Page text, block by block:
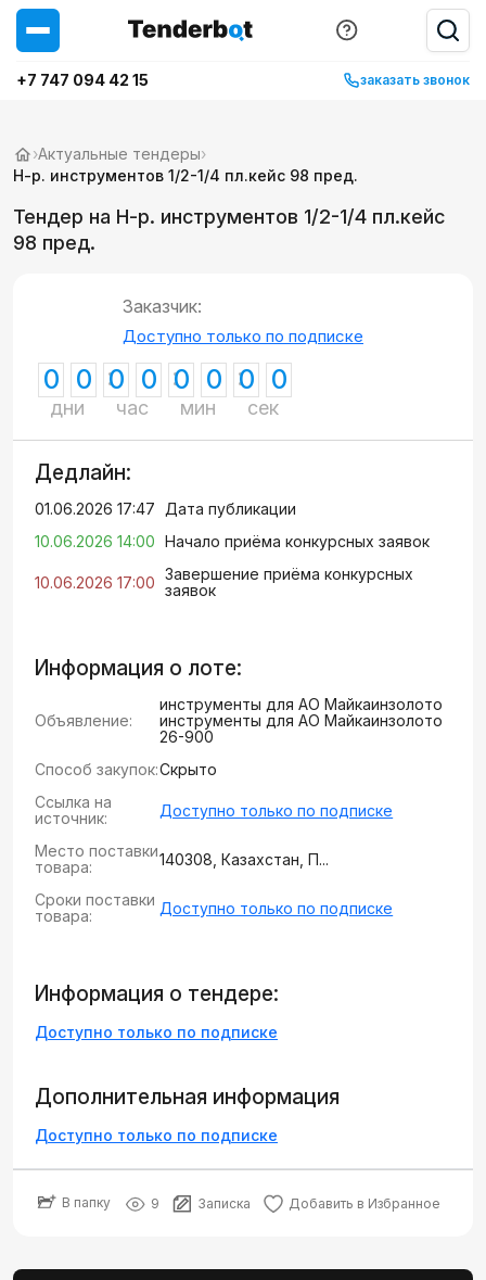
+7 747 094 42 15 заказать звонок
›Актуальные тендеры›
Н-р. инструментов 1/2-1/4 пл.кейс 98 пред.
Тендер на Н-р. инструментов 1/2-1/4 пл.кейс
98 пред.
Заказчик:
Доступно только по подписке
0 0
дни
0 0
час
0 0
мин
0 0
сек
Дедлайн:
01.06.2026 17:47
Дата публикации
10.06.2026 14:00 Начало приёма конкурсных заявок
10.06.2026 17:00 Завершение приёма конкурсных
заявок
Информация о лоте:
Объявление:
инструменты для АО Майкаинзолото
инструменты для АО Майкаинзолото
26-900
Способ закупок:Скрыто
Ссылка на
источник:
Доступно только по подписке
Место поставки
товара:
140308, Казахстан, П...
Сроки поставки
товара:
Доступно только по подписке
Информация о тендере:
Доступно только по подписке
Дополнительная информация
Доступно только по подписке
В папку 9 Записка Добавить в Избранное